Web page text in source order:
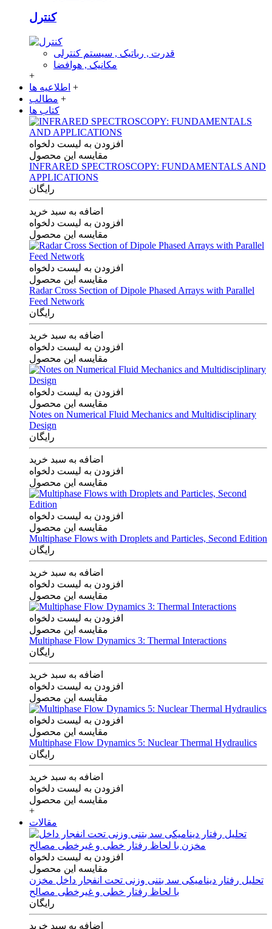
کنترل
قدرت , رباتیک , سیستم کنترلی
مکانیک , هوافضا
+
اطلاعیه ها +
مطالب +
کتاب ها
افزودن به لیست دلخواه
مقایسه این محصول
INFRARED SPECTROSCOPY: FUNDAMENTALS AND
APPLICATIONS
رایگان
اضافه به سبد خرید
افزودن به لیست دلخواه
مقایسه این محصول
افزودن به لیست دلخواه
مقایسه این محصول
Radar Cross Section of Dipole Phased Arrays with Parallel
Feed Network
رایگان
اضافه به سبد خرید
افزودن به لیست دلخواه
مقایسه این محصول
افزودن به لیست دلخواه
مقایسه این محصول
Notes on Numerical Fluid Mechanics and Multidisciplinary
Design
رایگان
اضافه به سبد خرید
افزودن به لیست دلخواه
مقایسه این محصول
افزودن به لیست دلخواه
مقایسه این محصول
Multiphase Flows with Droplets and Particles, Second Edition
رایگان
اضافه به سبد خرید
افزودن به لیست دلخواه
مقایسه این محصول
افزودن به لیست دلخواه
مقایسه این محصول
Multiphase Flow Dynamics 3: Thermal Interactions
رایگان
اضافه به سبد خرید
افزودن به لیست دلخواه
مقایسه این محصول
افزودن به لیست دلخواه
مقایسه این محصول
Multiphase Flow Dynamics 5: Nuclear Thermal Hydraulics
رایگان
اضافه به سبد خرید
افزودن به لیست دلخواه
مقایسه این محصول
+
مقالات
افزودن به لیست دلخواه
مقایسه این محصول
تحلیل رفتار دینامیکی سد بتنی وزنی تحت انفجار داخل مخزن
با لحاظ رفتار خطی و غیرخطی مصالح
رایگان
اضافه به سبد خرید